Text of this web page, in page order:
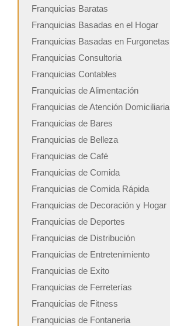
Franquicias Baratas
Franquicias Basadas en el Hogar
Franquicias Basadas en Furgonetas
Franquicias Consultoria
Franquicias Contables
Franquicias de Alimentación
Franquicias de Atención Domiciliaria
Franquicias de Bares
Franquicias de Belleza
Franquicias de Café
Franquicias de Comida
Franquicias de Comida Rápida
Franquicias de Decoración y Hogar
Franquicias de Deportes
Franquicias de Distribución
Franquicias de Entretenimiento
Franquicias de Exito
Franquicias de Ferreterías
Franquicias de Fitness
Franquicias de Fontaneria